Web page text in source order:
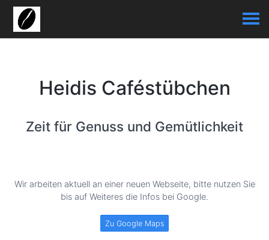
Heidis Caféstübchen
Zeit für Genuss und Gemütlichkeit
Wir arbeiten aktuell an einer neuen Webseite, bitte nutzen Sie
bis auf Weiteres die Infos bei Google.
Zu Google Maps